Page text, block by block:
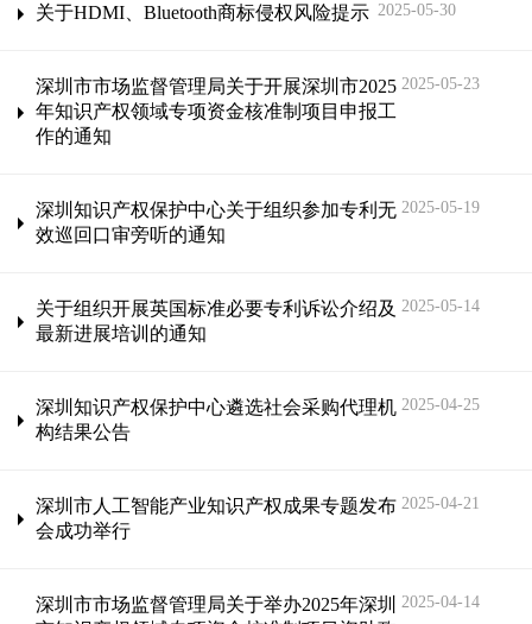
关于HDMI、Bluetooth商标侵权风险提示 2025-05-30
深圳市市场监督管理局关于开展深圳市2025
年知识产权领域专项资金核准制项目申报工
作的通知
2025-05-23
深圳知识产权保护中心关于组织参加专利无
效巡回口审旁听的通知
2025-05-19
关于组织开展英国标准必要专利诉讼介绍及
最新进展培训的通知
2025-05-14
深圳知识产权保护中心遴选社会采购代理机
构结果公告
2025-04-25
深圳市人工智能产业知识产权成果专题发布
会成功举行
2025-04-21
深圳市市场监督管理局关于举办2025年深圳 2025-04-14